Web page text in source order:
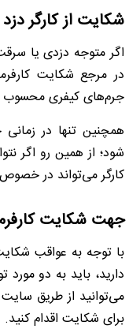
شکایت از کارگر
اگر متوجه دزدی یا
در مرجع شکایت
جرم‌های کیفری محسوب
همچنین تنها در
شود؛ از همین رو اگر
کارگر می‌تواند در
جهت شکایت
با توجه به عواقب شکایت
دارید، باید به دو
می‌توانید از طریق
برای شکایت اقدام کنید.